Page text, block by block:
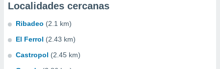
Localidades cercanas
Ribadeo (2.1 km)
El Ferrol (2.43 km)
Castropol (2.45 km)